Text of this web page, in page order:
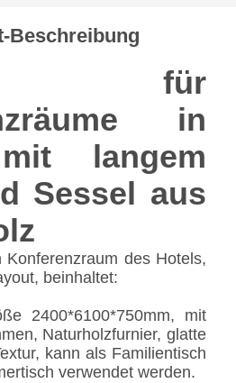
Beschreibung
für
in
langem
Sessel aus
Konferenzraum des Hotels,
beinhaltet:
2400*6100*750mm, mit
Naturholzfurnier, glatte
kann als Familientisch
verwendet werden.